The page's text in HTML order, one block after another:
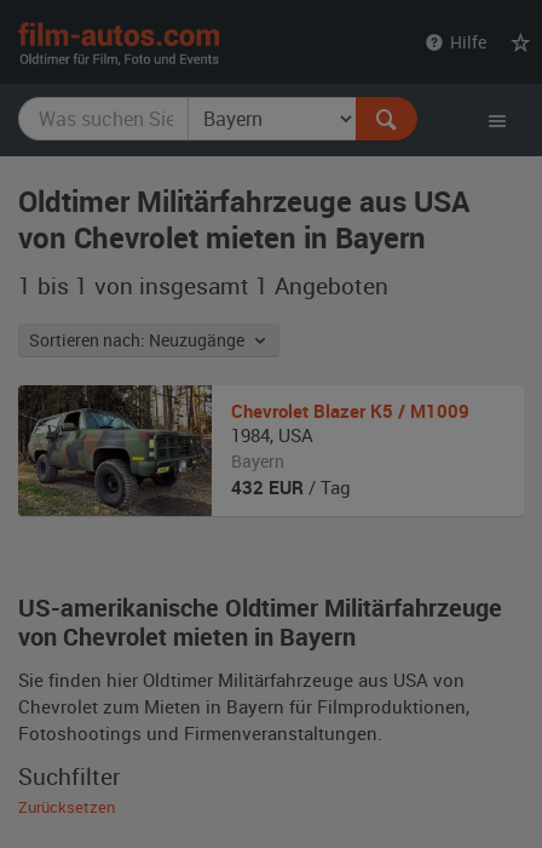
Hilfe
Oldtimer Militärfahrzeuge aus USA
von Chevrolet mieten in Bayern
1 bis 1 von insgesamt 1 Angeboten
Sortieren nach: Neuzugänge
US-amerikanische Oldtimer Militärfahrzeuge
von Chevrolet mieten in Bayern
Sie finden hier Oldtimer Militärfahrzeuge aus USA von
Chevrolet zum Mieten in Bayern für Filmproduktionen,
Fotoshootings und Firmenveranstaltungen.
Chevrolet Blazer K5 / M1009
1984, USA
Bayern
432 EUR / Tag
Suchfilter
Zurücksetzen